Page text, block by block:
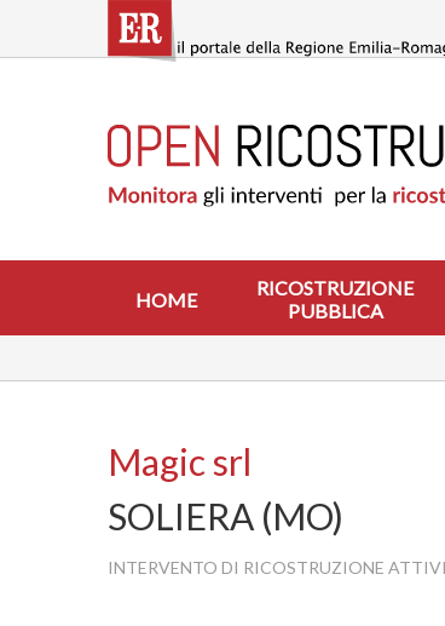
contenuto
RICOSTRUZIONE
PUBBLICA
ABITAZIONI
RICOSTRUZIONE
ATTIVITÀ
INTERVIENE
HOME
RICOSTRUZIONE
PUBBLICA
Magic srl
SOLIERA (MO)
INTERVENTO DI RICOSTRUZIONE